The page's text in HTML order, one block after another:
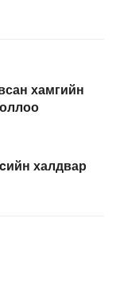
хамгийн
халдвар